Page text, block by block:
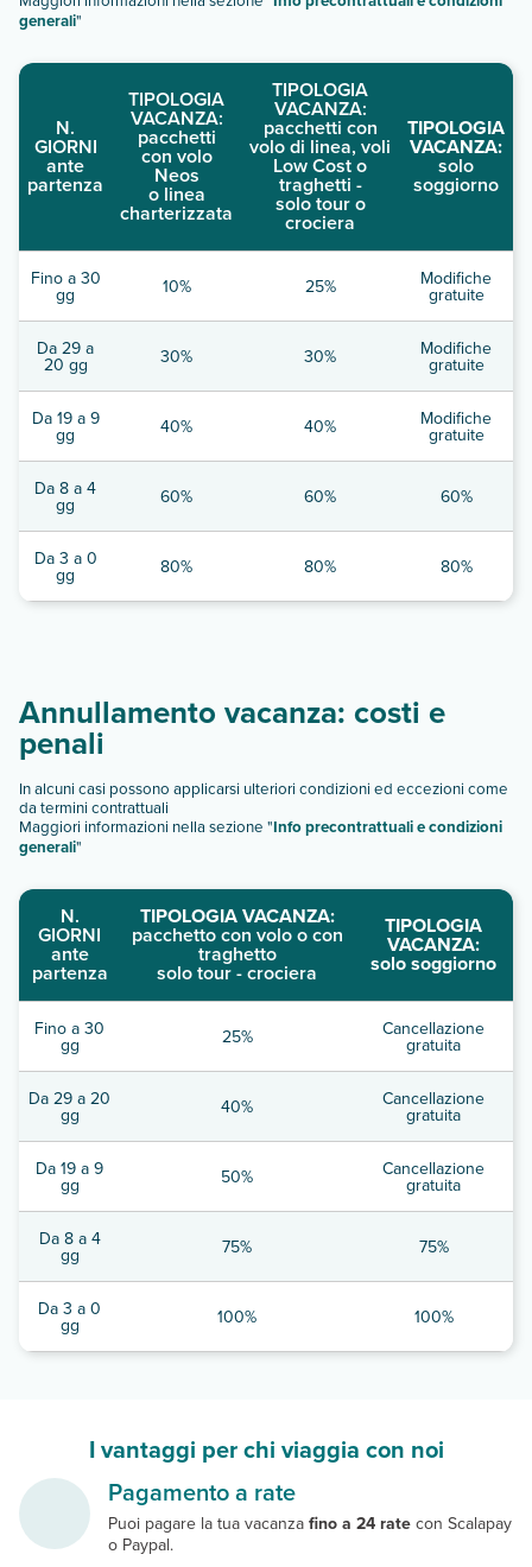
generali"
N.
GIORNI
ante
partenza
TIPOLOGIA
VACANZA:
pacchetti
con volo
Neos
o linea
charterizzata
TIPOLOGIA
VACANZA:
pacchetti con
volo di linea, voli
Low Cost o
traghetti -
solo tour o
crociera
TIPOLOGIA
VACANZA:
solo
soggiorno
Fino a 30
gg 10% 25% Modifiche
gratuite
Da 29 a
20 gg 30% 30% Modifiche
gratuite
Da 19 a 9
gg 40% 40% Modifiche
gratuite
Da 8 a 4
gg 60% 60% 60%
Da 3 a 0
gg 80% 80% 80%
Annullamento vacanza: costi e
penali
In alcuni casi possono applicarsi ulteriori condizioni ed eccezioni come
da termini contrattuali
Maggiori informazioni nella sezione "Info precontrattuali e condizioni
generali"
N.
GIORNI
ante
partenza
TIPOLOGIA VACANZA:
pacchetto con volo o con
traghetto
solo tour - crociera
TIPOLOGIA
VACANZA:
solo soggiorno
Fino a 30
gg 25% Cancellazione
gratuita
Da 29 a 20
gg 40% Cancellazione
gratuita
Da 19 a 9
gg 50% Cancellazione
gratuita
Da 8 a 4
gg 75% 75%
Da 3 a 0
gg 100% 100%
I vantaggi per chi viaggia con noi
Pagamento a rate
Puoi pagare la tua vacanza fino a 24 rate con Scalapay
o Paypal.